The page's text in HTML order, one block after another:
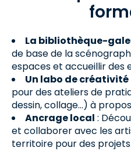
La bibliothèque-
de base de la
espaces et accueillir des
Un labo de créativité
pour des ateliers de
dessin, collage...) à
Ancrage local :
et collaborer avec les
territoire pour des projets